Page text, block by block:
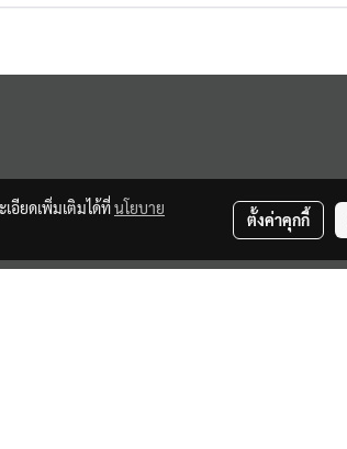
อียดเพิ่มเติมได้ที่นโยบาย
ตั้งค่าคุกกี้